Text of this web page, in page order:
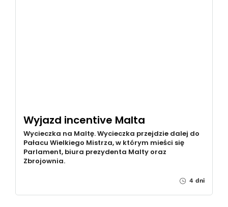
Wyjazd incentive Malta
Wycieczka na Maltę. Wycieczka przejdzie dalej do
Pałacu Wielkiego Mistrza, w którym mieści się
Parlament, biura prezydenta Malty oraz
Zbrojownia.
4 dni